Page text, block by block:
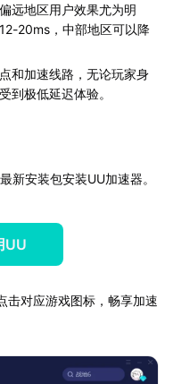
远地区用户效果尤为明
20ms，中部地区可以降
和加速线路，无论玩家身
到极低延迟体验。
新安装包安装UU加速器。
UU
击对应游戏图标，畅享加速